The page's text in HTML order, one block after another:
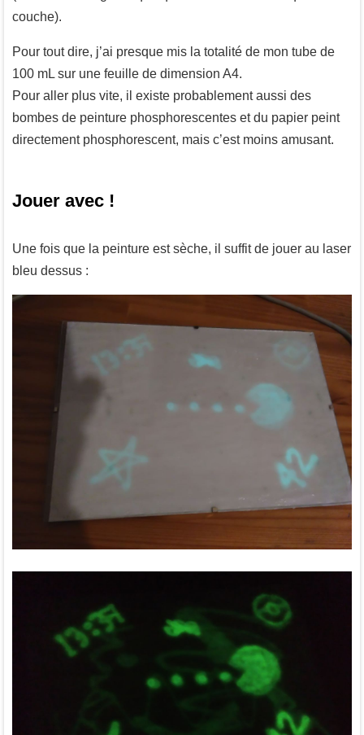
couche).
Pour tout dire, j’ai presque mis la totalité de mon tube de
100 mL sur une feuille de dimension A4.
Pour aller plus vite, il existe probablement aussi des
bombes de peinture phosphorescentes et du papier peint
directement phosphorescent, mais c’est moins amusant.
Jouer avec !
Une fois que la peinture est sèche, il suffit de jouer au laser
bleu dessus :